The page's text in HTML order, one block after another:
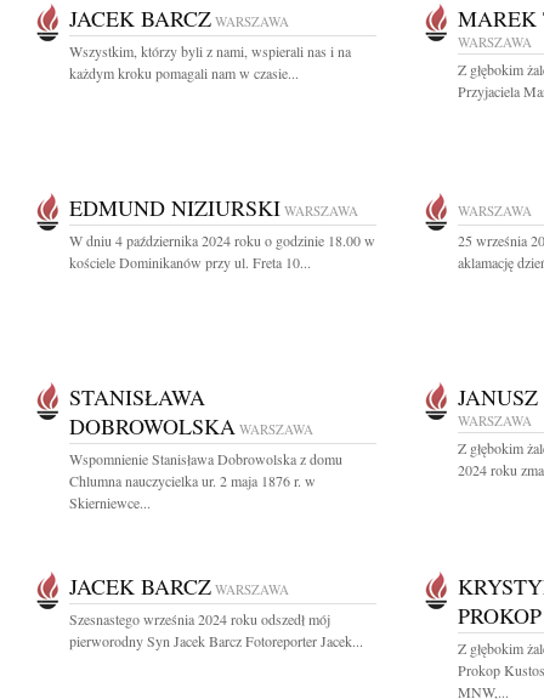
JACEK BARCZ WARSZAWA
Wszystkim, którzy byli z nami, wspierali nas i na
każdym kroku pomagali nam w czasie...
MAREK
WARSZAWA
Z głębokim
Przyjaciela
EDMUND NIZIURSKI WARSZAWA
W dniu 4 października 2024 roku o godzinie 18.00 w
kościele Dominikanów przy ul. Freta 10...
WARSZAWA
25 września
aklamację
STANISŁAWA
DOBROWOLSKA WARSZAWA
Wspomnienie Stanisława Dobrowolska z domu
Chlumna nauczycielka ur. 2 maja 1876 r. w
Skierniewce...
WARSZAWA
Z głębokim
2024 roku
JACEK BARCZ WARSZAWA
Szesnastego września 2024 roku odszedł mój
pierworodny Syn Jacek Barcz Fotoreporter Jacek...
PROKOP
Z głębokim
Prokop
MNW,...